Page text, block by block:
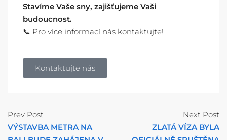
Stavíme Vaše sny, zajišťujeme Vaši
budoucnost.
📞 Pro více informací nás kontaktujte!
Kontaktujte nás
Prev Post
VÝSTAVBA METRA NA
Next Post
ZLATÁ VÍZA BYLA